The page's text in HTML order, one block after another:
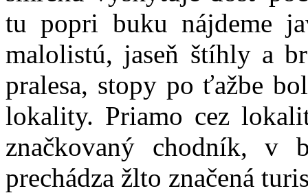
tu popri buku nájdeme
malolistú, jaseň štíhly a
pralesa, stopy po ťažbe
lokality. Priamo cez
značkovaný chodník, v
prechádza žlto značená